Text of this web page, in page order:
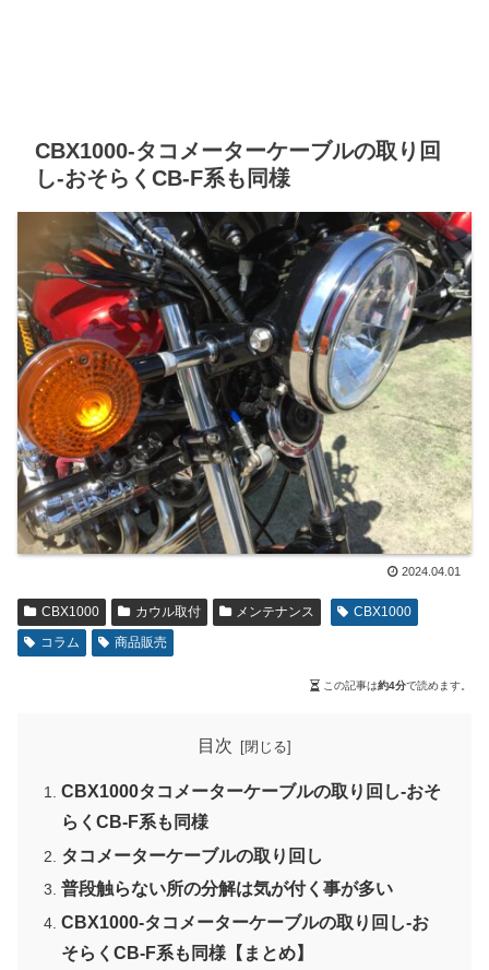
CBX1000-タコメーターケーブルの取り回
し-おそらくCB-F系も同様
2024.04.01
CBX1000 カウル取付 メンテナンス
CBX1000
コラム
商品販売
この記事は約4分で読めます。
目次
CBX1000タコメーターケーブルの取り回し-おそ
らくCB-F系も同様
タコメーターケーブルの取り回し
普段触らない所の分解は気が付く事が多い
CBX1000-タコメーターケーブルの取り回し-お
そらくCB-F系も同様【まとめ】